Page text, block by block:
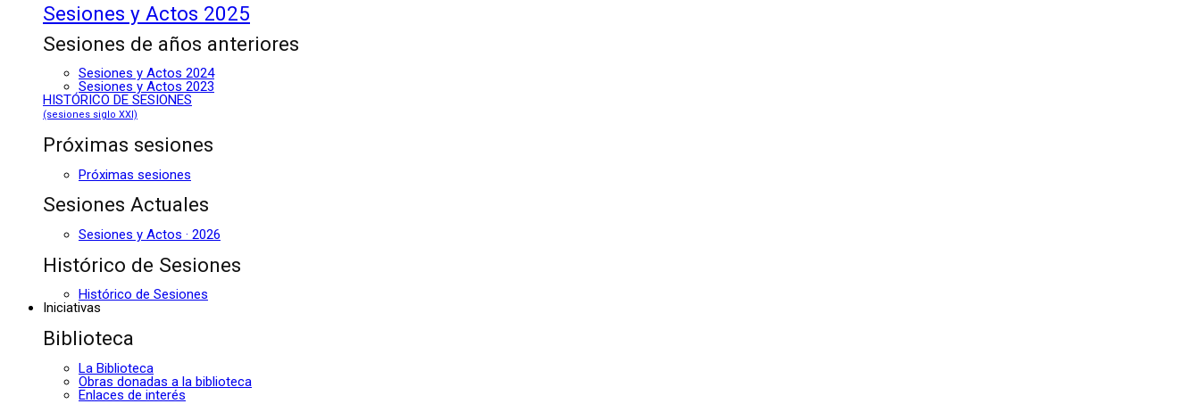
Sesiones y Actos 2025
Sesiones de años anteriores
Sesiones y Actos 2024
Sesiones y Actos 2023
HISTÓRICO DE SESIONES
(sesiones siglo XXI)
Próximas sesiones
Próximas sesiones
Sesiones Actuales
Sesiones y Actos · 2026
Histórico de Sesiones
Histórico de Sesiones
Iniciativas
Biblioteca
La Biblioteca
Obras donadas a la biblioteca
Enlaces de interés